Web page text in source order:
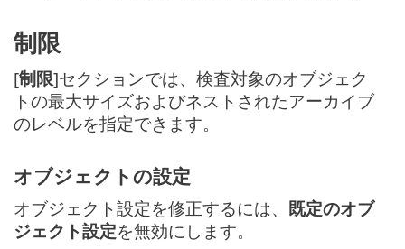
制限
[制限]セクションでは、検査対象のオブジェク
トの最大サイズおよびネストされたアーカイブ
のレベルを指定できます。
オブジェクトの設定
オブジェクト設定を修正するには、 既定のオブ
ジェクト設定を無効にします。